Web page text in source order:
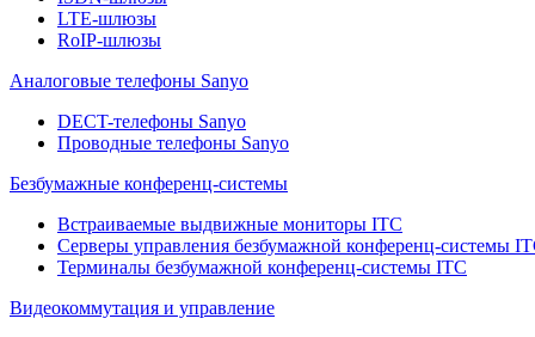
LTE-шлюзы
RoIP-шлюзы
Аналоговые телефоны Sanyo
DECT-телефоны Sanyo
Проводные телефоны Sanyo
Безбумажные конференц-системы
Встраиваемые выдвижные мониторы ITC
Серверы управления безбумажной конференц-системы
Терминалы безбумажной конференц-системы ITC
Видеокоммутация и управление